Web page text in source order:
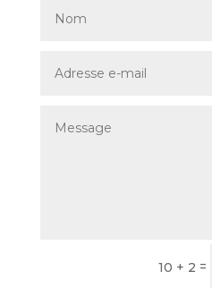
10 + 2 =